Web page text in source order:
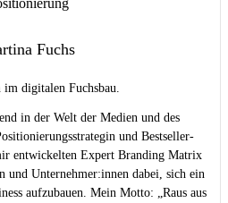
Fuchs
digitalen Fuchsbau.
in der Welt der Medien und des
und Bestseller-
entwickelten Expert Branding Matrix
und Unternehmer:innen dabei, sich ein
aufzubauen. Mein Motto: „Raus aus